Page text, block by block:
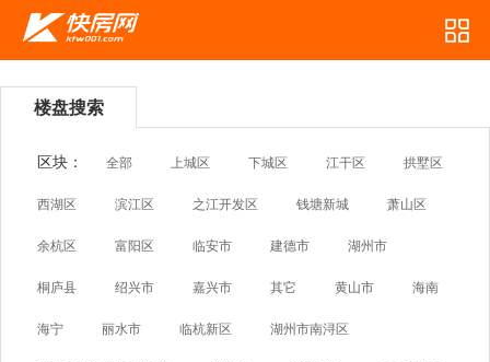
楼盘搜索
区块： 全部 上城区 下城区 江干区 拱墅区
西湖区 滨江区 之江开发区 钱塘新城 萧山区
余杭区 富阳区 临安市 建德市 湖州市
桐庐县 绍兴市 嘉兴市 其它 黄山市 海南
海宁 丽水市 临杭新区 湖州市南浔区